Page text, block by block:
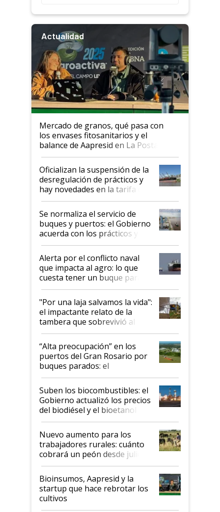
Actualidad
Mercado de granos, qué pasa con
los envases fitosanitarios y el
balance de Aapresid en La Posta
Oficializan la suspensión de la
desregulación de prácticos y
hay novedades en la tarifa de
la hidrovía
Se normaliza el servicio de
buques y puertos: el Gobierno
acuerda con los prácticos y
suspende el decreto de
desregulación
Alerta por el conflicto naval
que impacta al agro: lo que
cuesta tener un buque parado
y el peligro de que Argentina
pase a ser "país sucio"
"Por una laja salvamos la vida":
el impactante relato de la
tambera que sobrevivió al
tornado
“Alta preocupación” en los
puertos del Gran Rosario por
buques parados: el
funcionamiento de las
exportadoras en tensión tras
la medida de fuerza de los
prácticos
Suben los biocombustibles: el
Gobierno actualizó los precios
del biodiésel y el bioetanol
Nuevo aumento para los
trabajadores rurales: cuánto
cobrará un peón desde julio
Bioinsumos, Aapresid y la
startup que hace rebrotar los
cultivos